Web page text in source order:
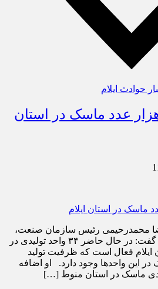
حوادث ایلام
روزانه ۱۷۰ هزار عدد ماسک در استان
محمدرحیمی رئیس سازمان صنعت،
معدن و تجارت استان ایلام گفت: در حال حاضر ۳۴ واحد تولیدی در
ایلام فعال است که ظرفیت تولید
ماسک در این واحد‌ها وجود دارد. او اضافه
ماسک در استان منوط […]